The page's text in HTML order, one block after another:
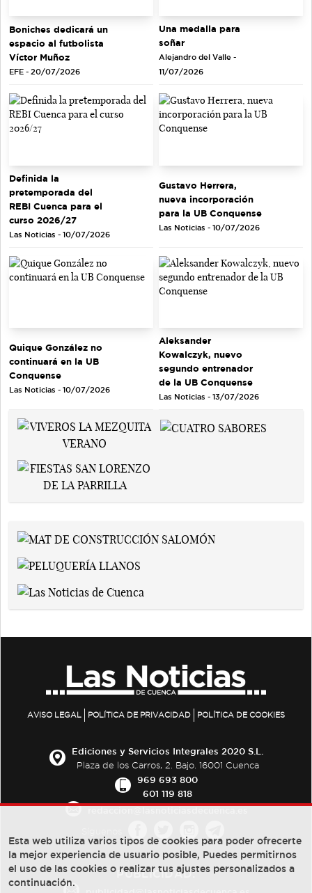
Boniches dedicará un
espacio al futbolista
Víctor Muñoz
EFE - 20/07/2026
Una medalla para
soñar
Alejandro del Valle -
11/07/2026
Definida la
pretemporada del
REBI Cuenca para el
curso 2026/27
Las Noticias - 10/07/2026
Gustavo Herrera,
nueva incorporación
para la UB Conquense
Las Noticias - 10/07/2026
Quique González no
continuará en la UB
Conquense
Las Noticias - 10/07/2026
Aleksander
Kowalczyk, nuevo
segundo entrenador
de la UB Conquense
Las Noticias - 13/07/2026
AVISO LEGAL POLÍTICA DE PRIVACIDAD POLÍTICA DE COOKIES
Ediciones y Servicios Integrales 2020 S.L.
Plaza de los Carros, 2. Bajo. 16001 Cuenca
969 693 800
601 119 818
PUBLICIDAD:
Esta web utiliza varios tipos de cookies para poder ofrecerte
la mejor experiencia de usuario posible, Puedes permitirnos
el uso de las cookies o realizar tus ajustes personalizados a
continuación.